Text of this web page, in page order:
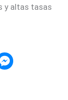
y altas tasas